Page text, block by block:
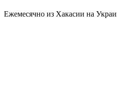
Ежемесячно из Хакасии на